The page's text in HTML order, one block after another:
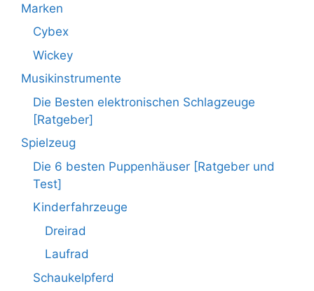
Marken
Cybex
Wickey
Musikinstrumente
Die Besten elektronischen Schlagzeuge
[Ratgeber]
Spielzeug
Die 6 besten Puppenhäuser [Ratgeber und
Test]
Kinderfahrzeuge
Dreirad
Laufrad
Schaukelpferd